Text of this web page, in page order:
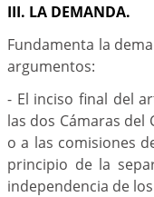
III. LA DEMANDA.
Fundamenta la
argumentos:
- El inciso final del
las dos Cámaras
o a las comisiones
principio de la
independencia de